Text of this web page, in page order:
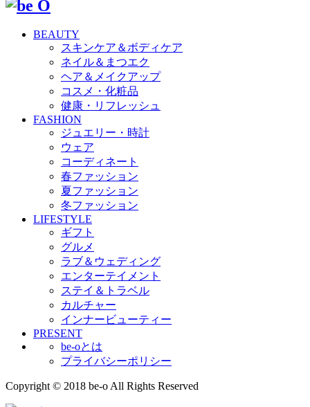
BEAUTY
スキンケア＆ボディケア
ネイル＆まつエク
ヘア＆メイクアップ
コスメ・化粧品
健康・リフレッシュ
FASHION
ジュエリー・時計
ウェア
コーディネート
春ファッション
夏ファッション
冬ファッション
LIFESTYLE
ギフト
グルメ
ラブ＆ウェディング
エンターテイメント
ステイ＆トラベル
カルチャー
インナービューティー
PRESENT
be-oとは
プライバシーポリシー
Copyright © 2018 be-o All Rights Reserved